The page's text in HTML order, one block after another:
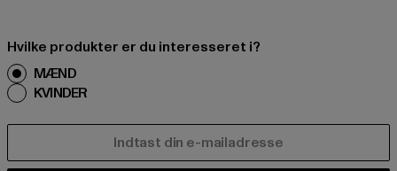
Hvilke produkter er du interesseret i?
MÆND
KVINDER